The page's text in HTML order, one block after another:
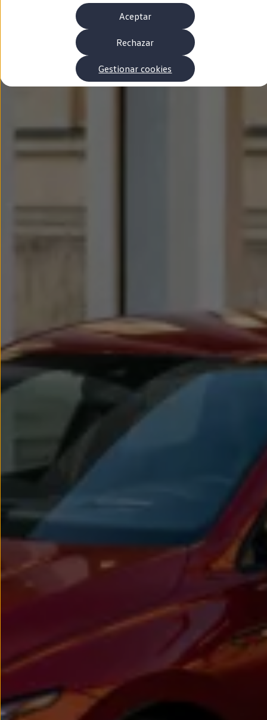
Buscar servicios para tu modelo
Volkswagen Apps, inicio de sesión y tienda
Conectar el móvil con el vehículo
Actualizaciones del software, los mapas y las
Mantenimiento y reparaciones
Revisiones e ITV
Aceite y líquidos del motor
Baterías
Faros y lunas
Carrocería y pintura
Recambios Volkswagen
Información sobre Diésel XTL
Suscripción de mantenimiento Long Drive
Modelos anteriores
Jetta
Sharan
Polo
Passat
t-roc-1
Asistencia en carretera
Aceptar
Rechazar
Gestionar cookies